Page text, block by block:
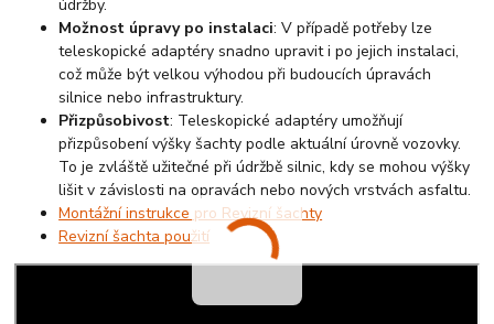
údržby.
Možnost úpravy po instalaci: V případě potřeby lze
teleskopické adaptéry snadno upravit i po jejich instalaci,
což může být velkou výhodou při budoucích úpravách
silnice nebo infrastruktury.
Přizpůsobivost: Teleskopické adaptéry umožňují
přizpůsobení výšky šachty podle aktuální úrovně vozovky.
To je zvláště užitečné při údržbě silnic, kdy se mohou výšky
lišit v závislosti na opravách nebo nových vrstvách asfaltu.
Montážní instrukce pro Revizní šachty
Revizní šachta použití